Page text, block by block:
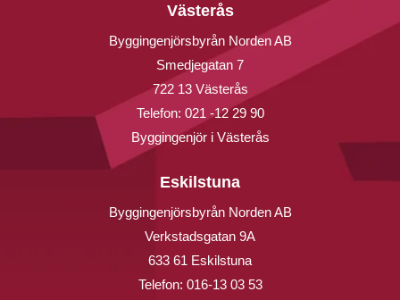
Västerås
Byggingenjörsbyrån Norden AB
Smedjegatan 7
722 13 Västerås
Telefon: 021 -12 29 90
Byggingenjör i Västerås
Eskilstuna
Byggingenjörsbyrån Norden AB
Verkstadsgatan 9A
633 61 Eskilstuna
Telefon: 016-13 03 53